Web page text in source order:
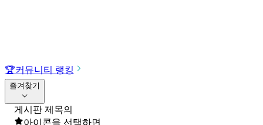
🏆커뮤니티 랭킹
즐겨찾기
게시판 제목의
아이콘을 선택하면